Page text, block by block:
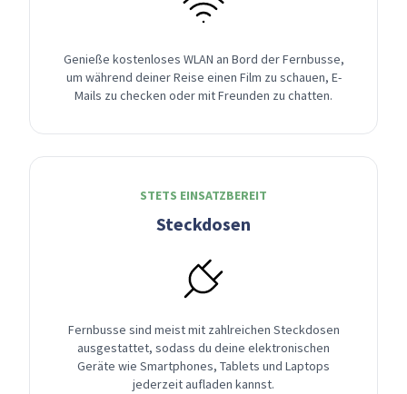
Genieße kostenloses WLAN an Bord der Fernbusse,
um während deiner Reise einen Film zu schauen, E-
Mails zu checken oder mit Freunden zu chatten.
STETS EINSATZBEREIT
Steckdosen
Fernbusse sind meist mit zahlreichen Steckdosen
ausgestattet, sodass du deine elektronischen
Geräte wie Smartphones, Tablets und Laptops
jederzeit aufladen kannst.